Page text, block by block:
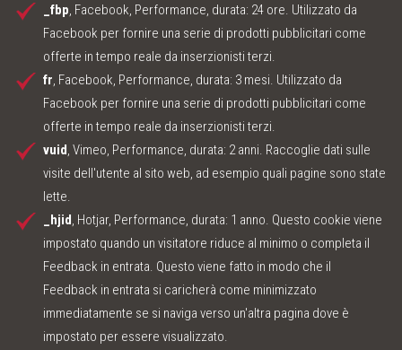
_fbp , Facebook, Performance, durata: 24 ore. Utilizzato da
Facebook per fornire una serie di prodotti pubblicitari come
offerte in tempo reale da inserzionisti terzi.
fr , Facebook, Performance, durata: 3 mesi. Utilizzato da
Facebook per fornire una serie di prodotti pubblicitari come
offerte in tempo reale da inserzionisti terzi.
vuid , Vimeo, Performance, durata: 2 anni. Raccoglie dati sulle
visite dell'utente al sito web, ad esempio quali pagine sono state
lette.
_hjid , Hotjar, Performance, durata: 1 anno. Questo cookie viene
impostato quando un visitatore riduce al minimo o completa il
Feedback in entrata. Questo viene fatto in modo che il
Feedback in entrata si caricherà come minimizzato
immediatamente se si naviga verso un'altra pagina dove è
impostato per essere visualizzato.